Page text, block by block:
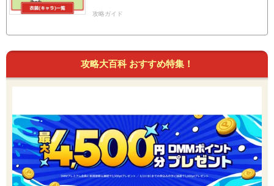
攻略ガイド
攻略大百科 おすすめ特集！